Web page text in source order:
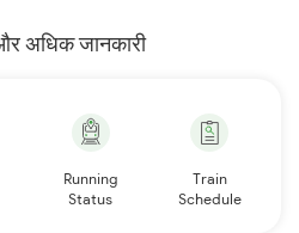
अधिक जानकारी
Running
Status
Train
Schedule